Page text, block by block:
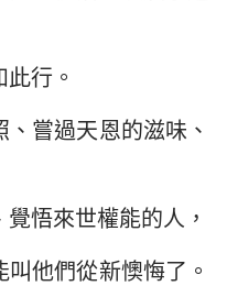
行。
嘗過天恩的滋味、
悟來世權能的人，
他們從新懊悔了。